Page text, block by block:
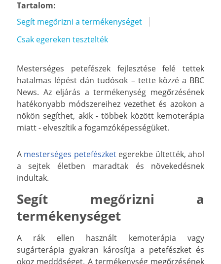
Tartalom:
Segít megőrizni a termékenységet
Csak egereken tesztelték
Mesterséges petefészek fejlesztése felé tettek
hatalmas lépést dán tudósok – tette közzé a BBC
News. Az eljárás a termékenység megőrzésének
hatékonyabb módszereihez vezethet és azokon a
nőkön segíthet, akik - többek között kemoterápia
miatt - elveszítik a fogamzóképességüket.
A mesterséges petefészketegerekbe ültették, ahol
a sejtek életben maradtak és növekedésnek
indultak.
Segít megőrizni a
termékenységet
A rák ellen használt kemoterápia vagy
sugárterápia gyakran károsítja a petefészket és
okoz meddőséget. A termékenység megőrzésének